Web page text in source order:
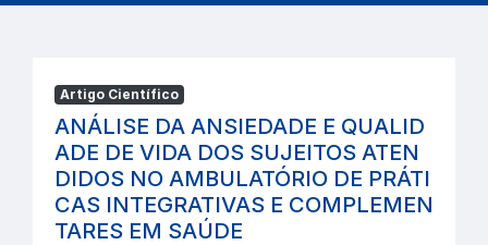
Artigo Científico
ANÁLISE DA ANSIEDADE E QUALID
ADE DE VIDA DOS SUJEITOS ATEN
DIDOS NO AMBULATÓRIO DE PRÁTI
CAS INTEGRATIVAS E COMPLEMEN
TARES EM SAÚDE